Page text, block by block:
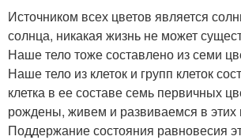
Источником всех цветов является
солнца, никакая жизнь не может
Наше тело тоже составлено из семи
Наше тело из клеток и групп клеток
клетка в ее составе семь первичных
рождены, живем и развиваемся в этих
Поддержание состояния равновесия